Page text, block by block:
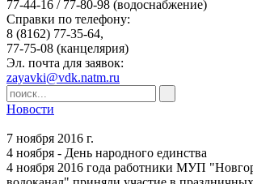
77-44-16 / 77-80-98 (водоснабжение)
Справки по телефону:
8 (8162) 77-35-64,
77-75-08 (канцелярия)
Эл. почта для заявок:
zayavki@vdk.natm.ru
Новости
7 ноября 2016 г.
4 ноября - День народного единства
4 ноября 2016 года работники МУП